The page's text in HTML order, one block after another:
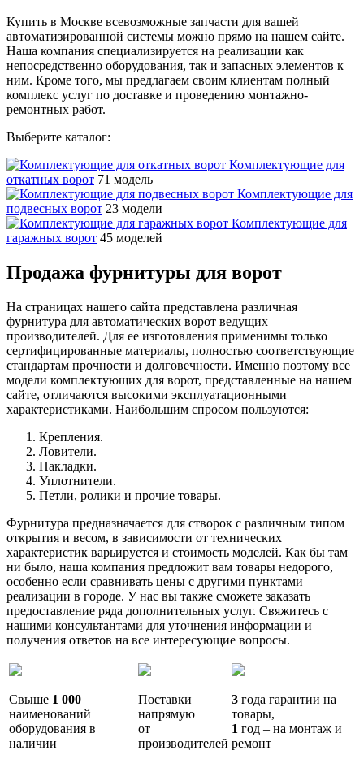
Купить в Москве всевозможные запчасти для вашей
автоматизированной системы можно прямо на нашем сайте.
Наша компания специализируется на реализации как
непосредственно оборудования, так и запасных элементов к
ним. Кроме того, мы предлагаем своим клиентам полный
комплекс услуг по доставке и проведению монтажно-
ремонтных работ.
Выберите каталог:
Комплектующие для
откатных ворот 71 модель
Комплектующие для
подвесных ворот 23 модели
Комплектующие для
гаражных ворот 45 моделей
Продажа фурнитуры для ворот
На страницах нашего сайта представлена различная
фурнитура для автоматических ворот ведущих
производителей. Для ее изготовления применимы только
сертифицированные материалы, полностью соответствующие
стандартам прочности и долговечности. Именно поэтому все
модели комплектующих для ворот, представленные на нашем
сайте, отличаются высокими эксплуатационными
характеристиками. Наибольшим спросом пользуются:
Крепления.
Ловители.
Накладки.
Уплотнители.
Петли, ролики и прочие товары.
Фурнитура предназначается для створок с различным типом
открытия и весом, в зависимости от технических
характеристик варьируется и стоимость моделей. Как бы там
ни было, наша компания предложит вам товары недорого,
особенно если сравнивать цены с другими пунктами
реализации в городе. У нас вы также сможете заказать
предоставление ряда дополнительных услуг. Свяжитесь с
нашими консультантами для уточнения информации и
получения ответов на все интересующие вопросы.
Свыше 1 000
наименований
оборудования в
наличии
Поставки
напрямую
от
производителей
3 года гарантии на
товары,
1 год – на монтаж и
ремонт